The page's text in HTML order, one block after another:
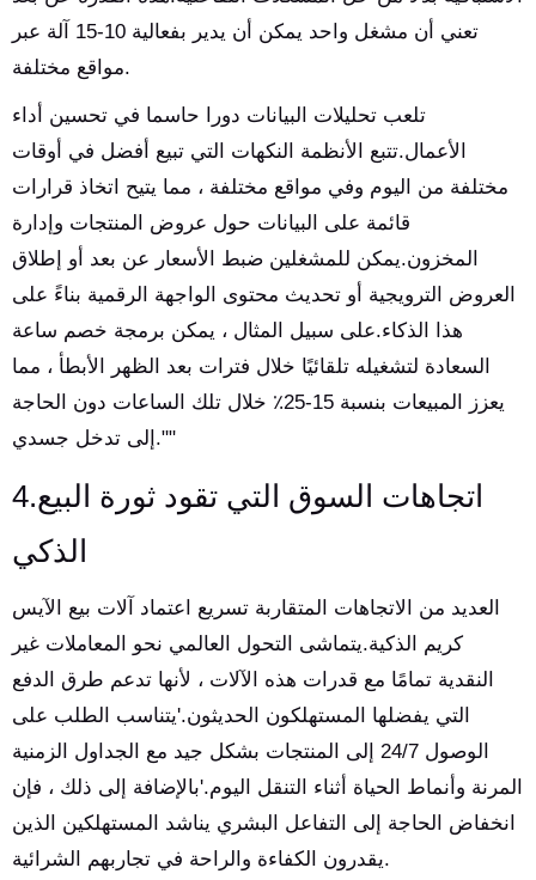
تعني أن مشغل واحد يمكن أن يدير بفعالية 10-15 آلة عبر
مواقع مختلفة.
تلعب تحليلات البيانات دورا حاسما في تحسين أداء
الأعمال.تتبع الأنظمة النكهات التي تبيع أفضل في أوقات
مختلفة من اليوم وفي مواقع مختلفة ، مما يتيح اتخاذ قرارات
قائمة على البيانات حول عروض المنتجات وإدارة
المخزون.يمكن للمشغلين ضبط الأسعار عن بعد أو إطلاق
العروض الترويجية أو تحديث محتوى الواجهة الرقمية بناءً على
هذا الذكاء.على سبيل المثال ، يمكن برمجة خصم ساعة
السعادة لتشغيله تلقائيًا خلال فترات بعد الظهر الأبطأ ، مما
يعزز المبيعات بنسبة 15-25٪ خلال تلك الساعات دون الحاجة
إلى تدخل جسدي.""
4.اتجاهات السوق التي تقود ثورة البيع
الذكي
العديد من الاتجاهات المتقاربة تسريع اعتماد آلات بيع الآيس
كريم الذكية.يتماشى التحول العالمي نحو المعاملات غير
النقدية تمامًا مع قدرات هذه الآلات ، لأنها تدعم طرق الدفع
التي يفضلها المستهلكون الحديثون.'يتناسب الطلب على
الوصول 24/7 إلى المنتجات بشكل جيد مع الجداول الزمنية
المرنة وأنماط الحياة أثناء التنقل اليوم.'بالإضافة إلى ذلك ، فإن
انخفاض الحاجة إلى التفاعل البشري يناشد المستهلكين الذين
يقدرون الكفاءة والراحة في تجاربهم الشرائية.